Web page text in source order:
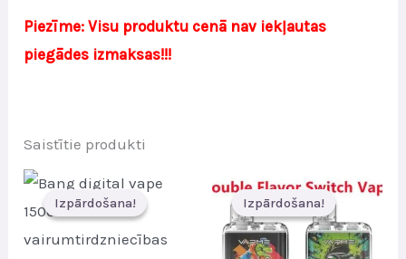
Piezīme: Visu produktu cenā nav iekļautas
piegādes izmaksas!!!
Saistītie produkti
Izpārdošana!
Izpārdošana! Izpārdošana!
Izpārdošana!